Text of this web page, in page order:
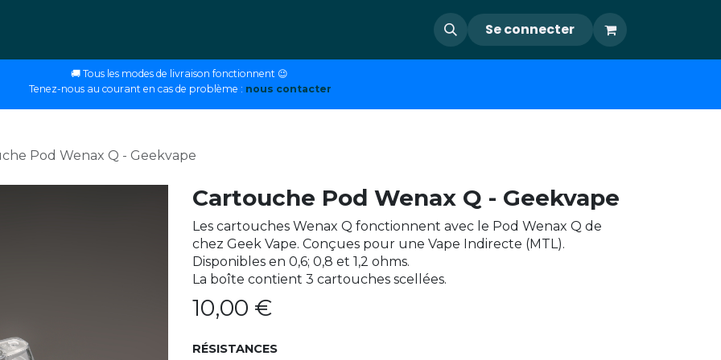
Se connecter
🚚 Tous les modes de livraison fonctionnent 😉
Tenez-nous au courant en cas de problème : nous contacter
Pod Wenax Q - Geekvape
Cartouche Pod Wenax Q - Geekvape
Les cartouches Wenax Q fonctionnent avec le Pod Wenax Q de
chez Geek Vape. Conçues pour une Vape Indirecte (MTL).
Disponibles en 0,6; 0,8 et 1,2 ohms.
La boîte contient 3 cartouches scellées.
10,00 €
RÉSISTANCES